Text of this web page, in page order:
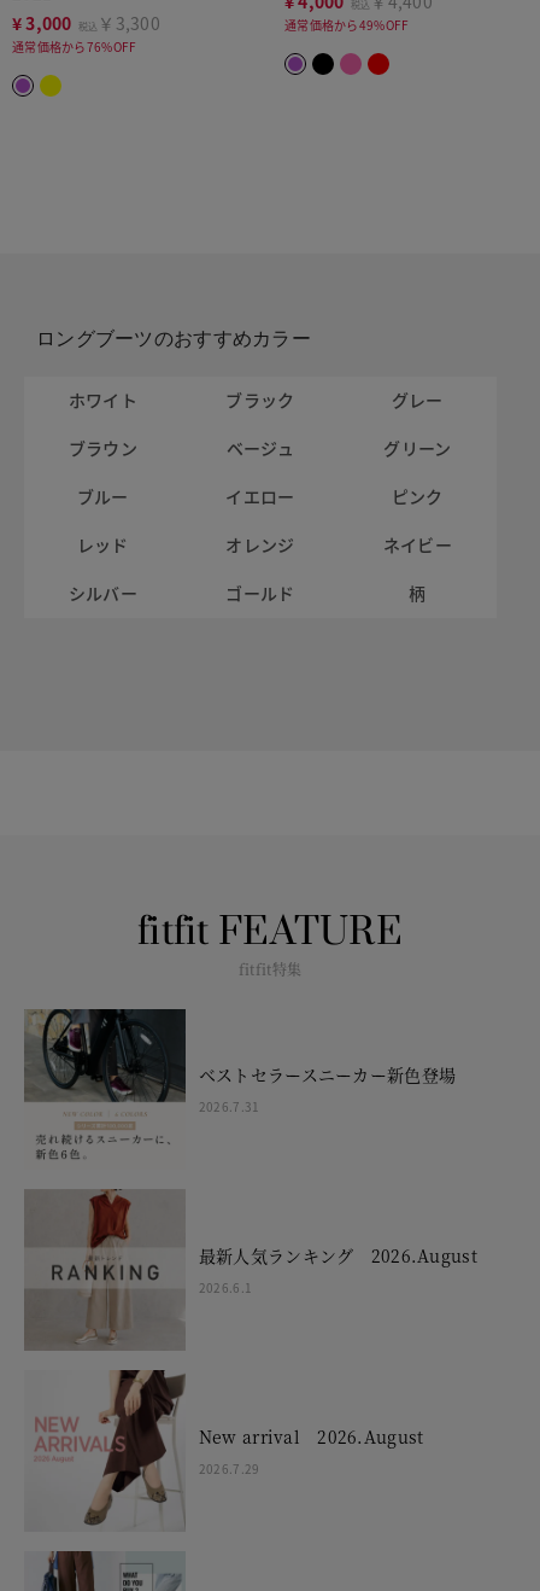
¥3,000 税込 ￥3,300
通常価格から76%OFF
税込
通常価格から49%OFF
ロングブーツのおすすめカラー
ホワイト ブラック
グレー
ブラウン
ベージュ
グリーン
ブルー
イエロー
ピンク
レッド
オレンジ
ネイビー
シルバー
ゴールド 柄
fitfit FEATURE
fitfit特集
ベストセラースニーカー新色登場
2026.7.31
最新人気ランキング 2026.August
2026.6.1
New arrival 2026.August
2026.7.29